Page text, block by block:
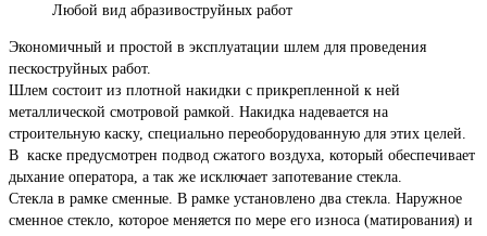
Любой вид абразивоструйных работ
Экономичный и простой в эксплуатации шлем для проведения
пескоструйных работ.
Шлем состоит из плотной накидки с прикрепленной к ней
металлической смотровой рамкой. Накидка надевается на
строительную каску, специально переоборудованную для этих целей.
В каске предусмотрен подвод сжатого воздуха, который обеспечивает
дыхание оператора, а так же исключает запотевание стекла.
Стекла в рамке сменные. В рамке установлено два стекла. Наружное
сменное стекло, которое меняется по мере его износа (матирования) и